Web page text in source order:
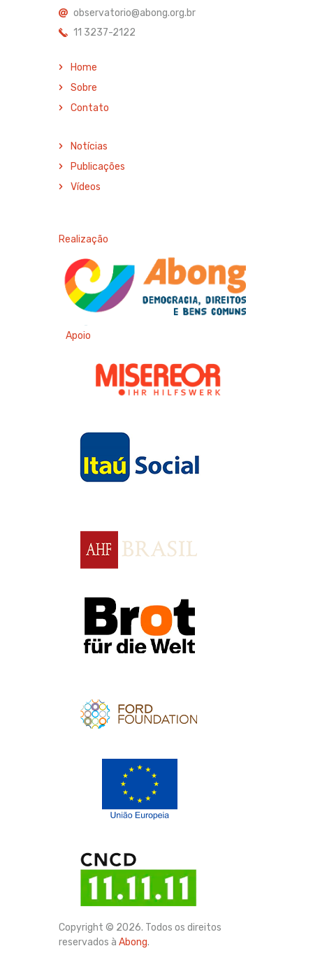
observatorio@abong.org.br
11 3237-2122
Home
Sobre
Contato
Notícias
Publicações
Vídeos
Realização
Apoio
Copyright © 2026. Todos os direitos
reservados à Abong.